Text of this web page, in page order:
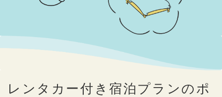
レンタカー付き宿泊プランのポ